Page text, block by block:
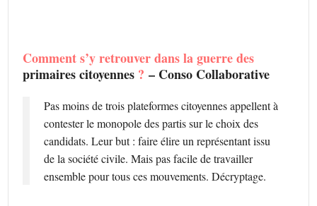
Comment s’y retrouver dans la guerre des
primaires citoyennes ? – Conso Collaborative
Pas moins de trois plateformes citoyennes appellent à
contester le monopole des partis sur le choix des
candidats. Leur but : faire élire un représentant issu
de la société civile. Mais pas facile de travailler
ensemble pour tous ces mouvements. Décryptage.